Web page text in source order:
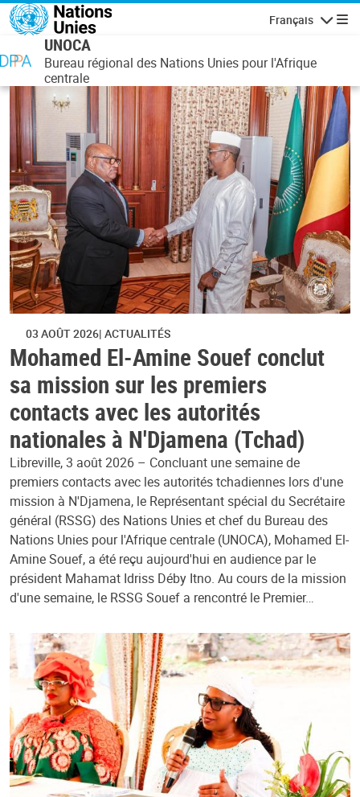
Aller au contenu principal
Français
UNOCA
Bureau régional des Nations Unies pour l'Afrique
centrale
03 AOÛT 2026 ACTUALITÉS
Mohamed El-Amine Souef conclut
sa mission sur les premiers
contacts avec les autorités
nationales à N'Djamena (Tchad)
Libreville, 3 août 2026 – Concluant une semaine de
premiers contacts avec les autorités tchadiennes lors d'une
mission à N'Djamena, le Représentant spécial du Secrétaire
général (RSSG) des Nations Unies et chef du Bureau des
Nations Unies pour l'Afrique centrale (UNOCA), Mohamed El-
Amine Souef, a été reçu aujourd'hui en audience par le
président Mahamat Idriss Déby Itno. Au cours de la mission
d'une semaine, le RSSG Souef a rencontré le Premier…